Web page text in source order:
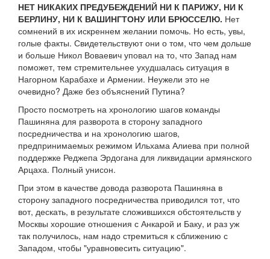
НЕТ НИКАКИХ ПРЕДУБЕЖДЕНИЙ НИ К ПАРИЖУ, НИ К
БЕРЛИНУ, НИ К ВАШИНГТОНУ ИЛИ БРЮССЕЛЮ. Нет
сомнений в их искреннем желании помочь. Но есть, увы,
голые факты. Свидетельствуют они о том, что чем дольше
и больше Никол Воваевич уповал на то, что Запад нам
поможет, тем стремительнее ухудшалась ситуация в
Нагорном Карабахе и Армении. Неужели это не
очевидно? Даже без объяснений Путина?
Просто посмотреть на хронологию шагов команды
Пашиняна для разворота в сторону западного
посредничества и на хронологию шагов,
предпринимаемых режимом Ильхама Алиева при полной
поддержке Реджепа Эрдогана для ликвидации армянского
Арцаха. Полный унисон.
При этом в качестве довода разворота Пашиняна в
сторону западного посредничества приводился тот, что
вот, дескать, в результате сложившихся обстоятельств у
Москвы хорошие отношения с Анкарой и Баку, и раз уж
так получилось, нам надо стремиться к сближению с
Западом, чтобы "уравновесить ситуацию".